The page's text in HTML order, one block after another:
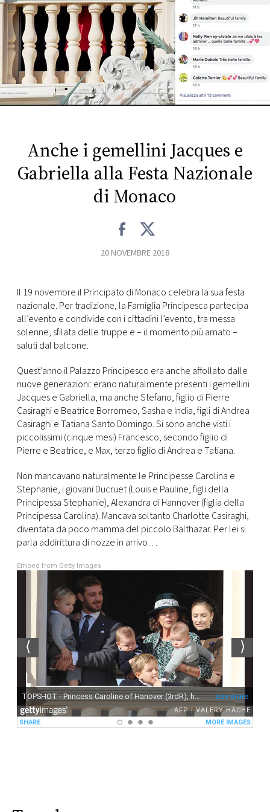
FOTO
CONCORSI
EVENTI
TV
Anche i gemellini Jacques e
Gabriella alla Festa Nazionale
di Monaco
20 NOVEMBRE 2018
Il 19 novembre il Principato di Monaco celebra la sua festa
nazionale. Per tradizione, la Famiglia Principesca partecipa
all’evento e condivide con i cittadini l’evento, tra messa
solenne, sfilata delle truppe e – il momento più amato –
saluti dal balcone.
Quest’anno il Palazzo Principesco era anche affollato dalle
nuove generazioni: erano naturalmente presenti i gemellini
Jacques e Gabriella, ma anche Stefano, figlio di Pierre
Casiraghi e Beatrice Borromeo, Sasha e India, figli di Andrea
Casiraghi e Tatiana Santo Domingo. Si sono anche visti i
piccolissimi (cinque mesi) Francesco, secondo figlio di
Pierre e Beatrice, e Max, terzo figlio di Andrea e Tatiana.
Non mancavano naturalmente le Principesse Carolina e
Stephanie, i giovani Ducruet (Louis e Pauline, figli della
Principessa Stephanie), Alexandra di Hannover (figlia della
Principessa Carolina). Mancava soltanto Charlotte Casiraghi,
diventata da poco mamma del piccolo Balthazar. Per lei si
parla addirittura di nozze in arrivo…
Embed from Getty Images